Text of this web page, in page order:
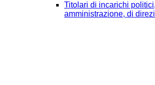
Titolari di incarichi
amministrazione, di